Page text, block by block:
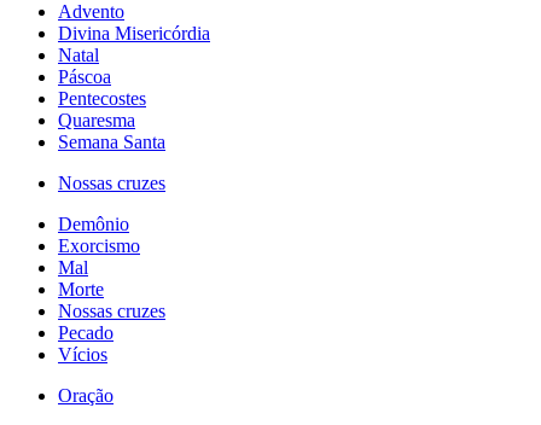
Advento
Divina Misericórdia
Natal
Páscoa
Pentecostes
Quaresma
Semana Santa
Nossas cruzes
Demônio
Exorcismo
Mal
Morte
Nossas cruzes
Pecado
Vícios
Oração